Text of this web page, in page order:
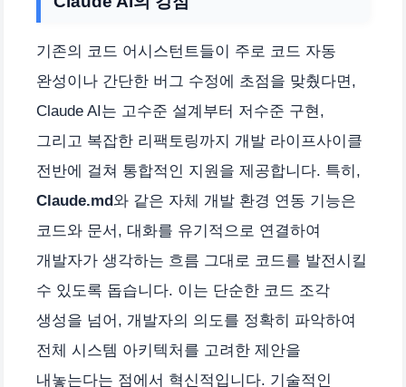
기존의 코드 어시스턴트들이 주로 코드 자동
완성이나 간단한 버그 수정에 초점을 맞췄다면,
Claude AI는 고수준 설계부터 저수준 구현,
그리고 복잡한 리팩토링까지 개발 라이프사이클
전반에 걸쳐 통합적인 지원을 제공합니다. 특히,
Claude.md 와 같은 자체 개발 환경 연동 기능은
코드와 문서, 대화를 유기적으로 연결하여
개발자가 생각하는 흐름 그대로 코드를 발전시킬
수 있도록 돕습니다. 이는 단순한 코드 조각
생성을 넘어, 개발자의 의도를 정확히 파악하여
전체 시스템 아키텍처를 고려한 제안을
내놓는다는 점에서 혁신적입니다. 기술적인